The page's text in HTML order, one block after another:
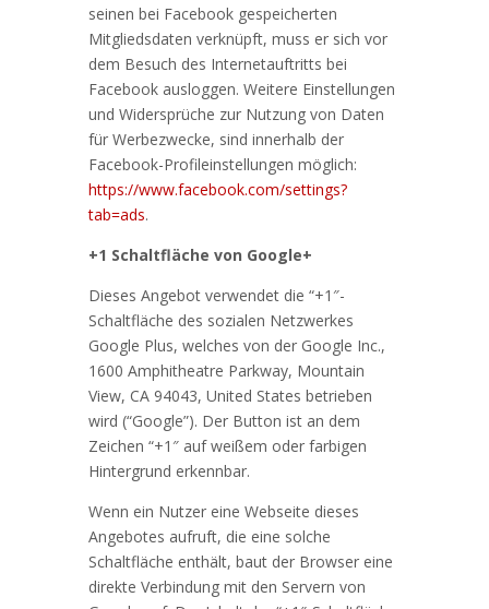
seinen bei Facebook gespeicherten
Mitgliedsdaten verknüpft, muss er sich vor
dem Besuch des Internetauftritts bei
Facebook ausloggen. Weitere Einstellungen
und Widersprüche zur Nutzung von Daten
für Werbezwecke, sind innerhalb der
Facebook-Profileinstellungen möglich:
https://www.facebook.com/settings?
tab=ads.
+1 Schaltfläche von Google+
Dieses Angebot verwendet die “+1″-
Schaltfläche des sozialen Netzwerkes
Google Plus, welches von der Google Inc.,
1600 Amphitheatre Parkway, Mountain
View, CA 94043, United States betrieben
wird (“Google”). Der Button ist an dem
Zeichen “+1″ auf weißem oder farbigen
Hintergrund erkennbar.
Wenn ein Nutzer eine Webseite dieses
Angebotes aufruft, die eine solche
Schaltfläche enthält, baut der Browser eine
direkte Verbindung mit den Servern von